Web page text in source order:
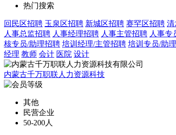
热门搜索
回民区招聘 玉泉区招聘 新城区招聘 赛罕区招聘 清
人事总监招聘 人事经理招聘 人事主管招聘 人事专
核专员/助理招聘 培训经理/主管招聘 培训专员/助
经理 教师 会计 医院 设计
内蒙古千万职联人力资源科技
其他
民营企业
50-200人